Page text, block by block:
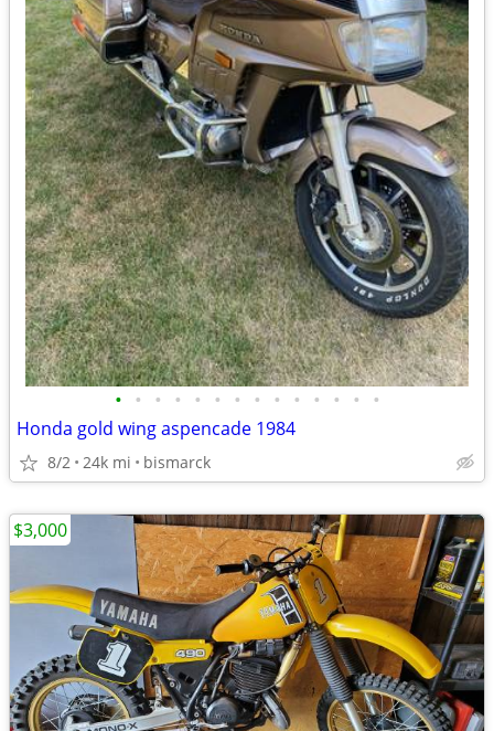
• • • • • • • • • • • • • •
Honda gold wing aspencade 1984
8/2 24k mi bismarck
$3,000